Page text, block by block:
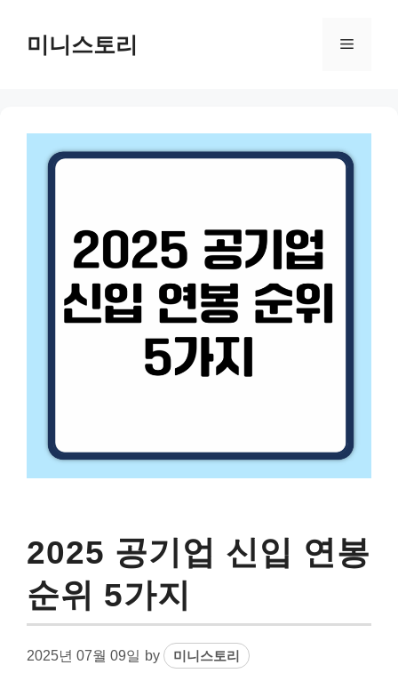
content미니스토리 Menu
2025 공기업 신입 연봉
순위 5가지
2025년 07월 09일 by 미니스토리